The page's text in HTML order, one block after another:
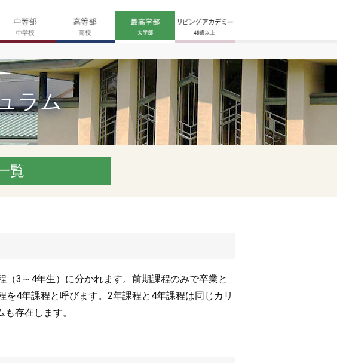
ラム
覧
3～4年生）に分かれます。前期課程のみで卒業と
4年課程と呼びます。2年課程と4年課程は同じカリ
存在します。